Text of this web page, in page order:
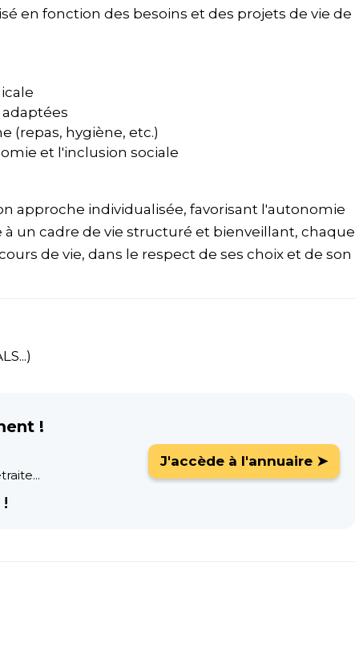
en fonction des besoins et des projets de vie de
(repas, hygiène, etc.)
et l'inclusion sociale
approche individualisée, favorisant l'autonomie
un cadre de vie structuré et bienveillant, chaque
de vie, dans le respect de ses choix et de son
!
J'accède à l'annuaire ➤